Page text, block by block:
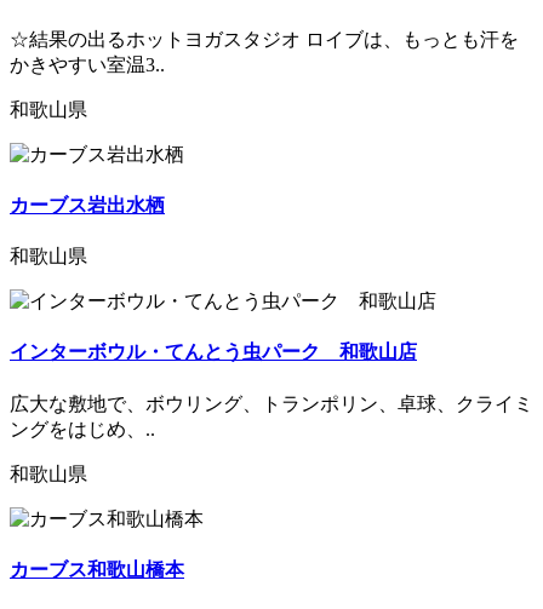
☆結果の出るホットヨガスタジオ ロイブは、もっとも汗を
かきやすい室温3..
和歌山県
カーブス岩出水栖
和歌山県
インターボウル・てんとう虫パーク 和歌山店
広大な敷地で、ボウリング、トランポリン、卓球、クライミ
ングをはじめ、..
和歌山県
カーブス和歌山橋本